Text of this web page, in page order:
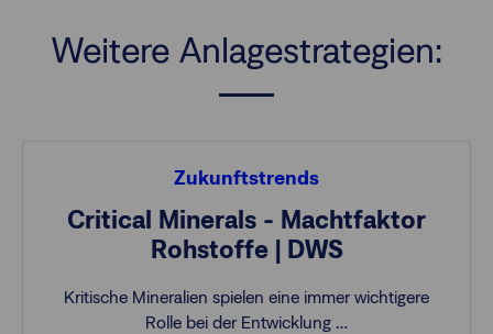
Weitere Anlagestrategien:
Zukunftstrends
Critical Minerals - Machtfaktor
Rohstoffe | DWS
Kritische Mineralien spielen eine immer wichtigere
Rolle bei der Entwicklung …